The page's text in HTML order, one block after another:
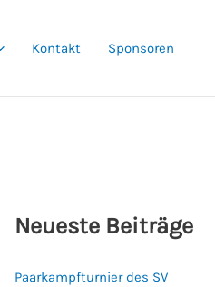
Kontakt Sponsoren
Neueste Beiträge
Paarkampfturnier des SV